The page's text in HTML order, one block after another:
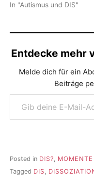
In "Autismus und DIS"
Entdecke mehr
Melde dich für ein
Beiträge
Gib deine E-Mail-Adresse ein ...
Posted in DIS?
Tagged DIS,